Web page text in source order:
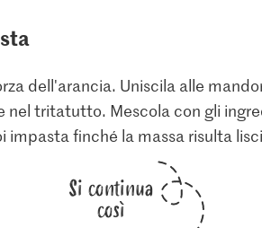
dell'arancia. Uniscila alle
nel tritatutto. Mescola con gli
impasta finché la massa risulta
Si continua
così